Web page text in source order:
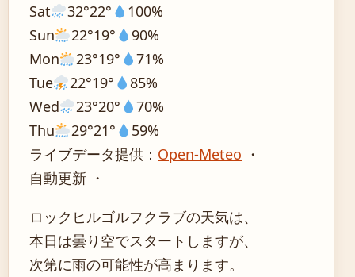
Sat
32°22°
100%
Sun
22°19°
90%
Mon
23°19°
71%
Tue
22°19°
85%
Wed
23°20°
70%
Thu
29°21°
59%
ライブデータ提供： Open-Meteo ・
自動更新 ・
ロックヒルゴルフクラブの天気は、
本日は曇り空でスタートしますが、
次第に雨の可能性が高まります。